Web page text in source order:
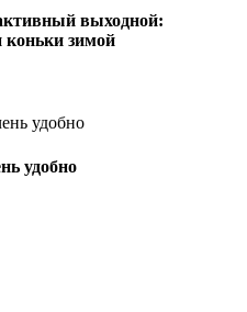
выходной:
коньки зимой
удобно